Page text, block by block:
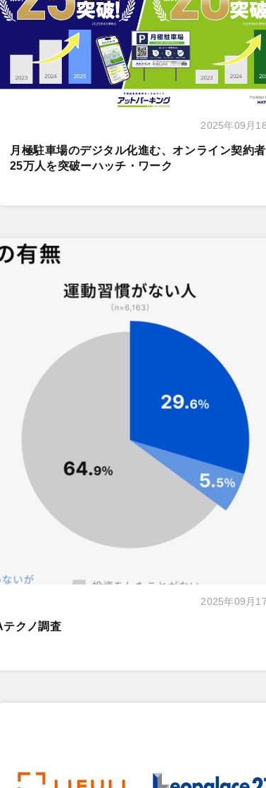
2025年09月
月極駐車場のデジタル化進む、オンライン契約
25万人を突破ーハッチ・ワーク
2025年09月
クノ調査